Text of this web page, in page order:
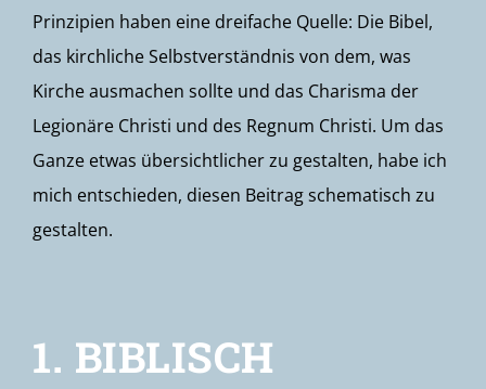
Prinzipien haben eine dreifache Quelle: Die Bibel,
das kirchliche Selbstverständnis von dem, was
Kirche ausmachen sollte und das Charisma der
Legionäre Christi und des Regnum Christi. Um das
Ganze etwas übersichtlicher zu gestalten, habe ich
mich entschieden, diesen Beitrag schematisch zu
gestalten.
1. BIBLISCH